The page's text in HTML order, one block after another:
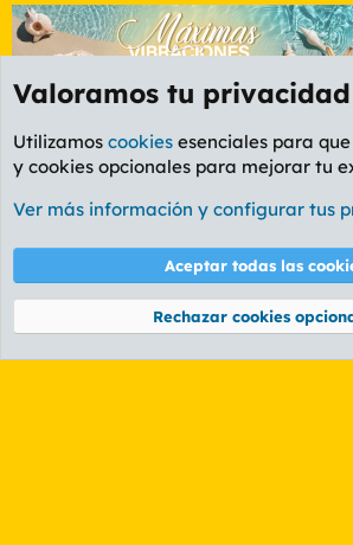
Etiquetas
Cookies
PL OLDSTYLE AMARILLO
Términos y reglas Política
Community platform by XenForo® © 2010-2026
Valoramos tu privacidad
Utilizamos cookies esenciales para
y cookies opcionales para mejorar tu
Ver más información y configurar tus
Aceptar todas las
Rechazar cookies